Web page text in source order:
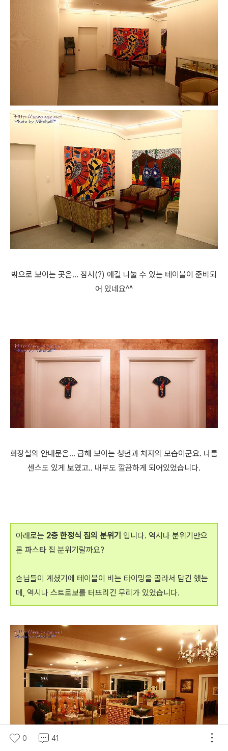
밖으로 보이는 곳은... 잠시(?) 얘길 나눌 수 있는 테이블이 준비되
어 있네요^^
화장실의 안내문은... 급해 보이는 청년과 처자의 모습이군요. 나름
센스도 있게 보였고.. 내부도 깔끔하게 되어있었습니다.
아래로는 2층 한정식 집의 분위기 입니다. 역시나 분위기만으
론 파스타 집 분위기랄까요?
손님들이 계셨기에 테이블이 비는 타이밍을 골라서 담긴 했는
데, 역시나 스트로보를 터뜨리긴 무리가 있었습니다.
0 41